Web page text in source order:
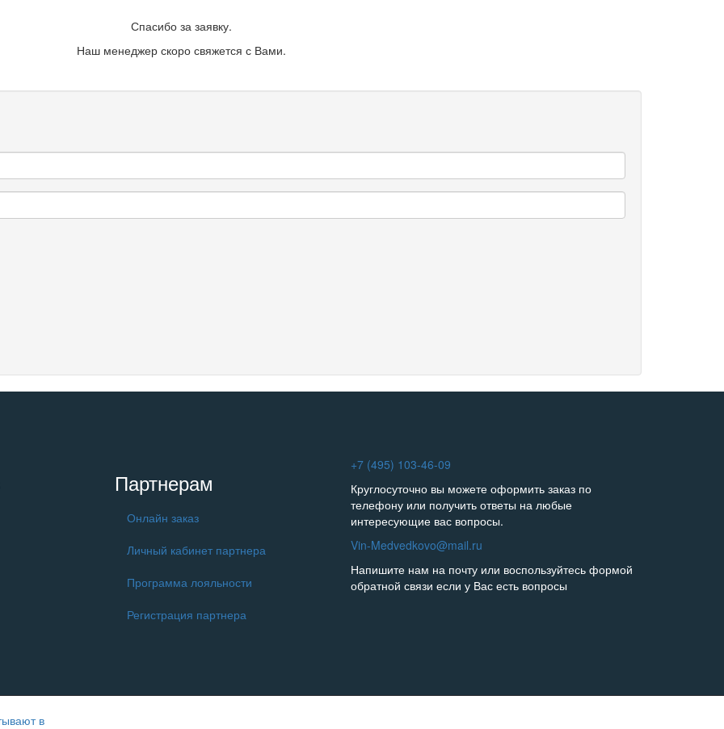
Спасибо за заявку.
Наш менеджер скоро свяжется с Вами.
Партнерам
Онлайн заказ
Личный кабинет партнера
Программа лояльности
Регистрация партнера
+7 (495) 103-46-09
Круглосуточно вы можете оформить заказ по
телефону или получить ответы на любые
интересующие вас вопросы.
Vin-Medvedkovo@mail.ru
Напишите нам на почту или воспользуйтесь формой
обратной связи если у Вас есть вопросы
в